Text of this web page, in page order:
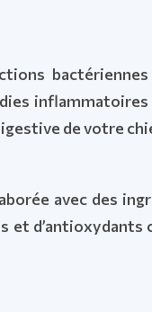
de votre
avec des
d’antioxydants